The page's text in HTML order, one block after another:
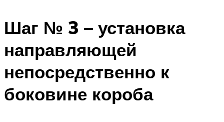
Шаг № 3 – установка
направляющей
непосредственно к
боковине короба